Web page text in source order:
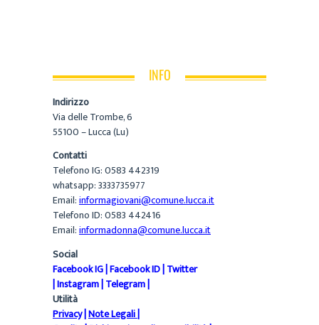
INFO
Indirizzo
Via delle Trombe, 6
55100 – Lucca (Lu)
Contatti
Telefono IG: 0583 442319
whatsapp: 3333735977
Email:informagiovani@comune.lucca.it
Telefono ID: 0583 442416
Email:informadonna@comune.lucca.it
Social
Facebook IG|Facebook ID|Twitter
|Instagram|Telegram|
Utilità
Privacy|Note Legali|